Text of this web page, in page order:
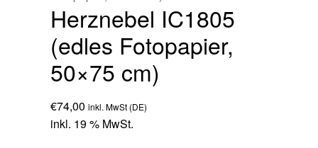
Herznebel IC1805
(edles Fotopapier,
50×75 cm)
€74,00 inkl. MwSt (DE)
inkl. 19 % MwSt.